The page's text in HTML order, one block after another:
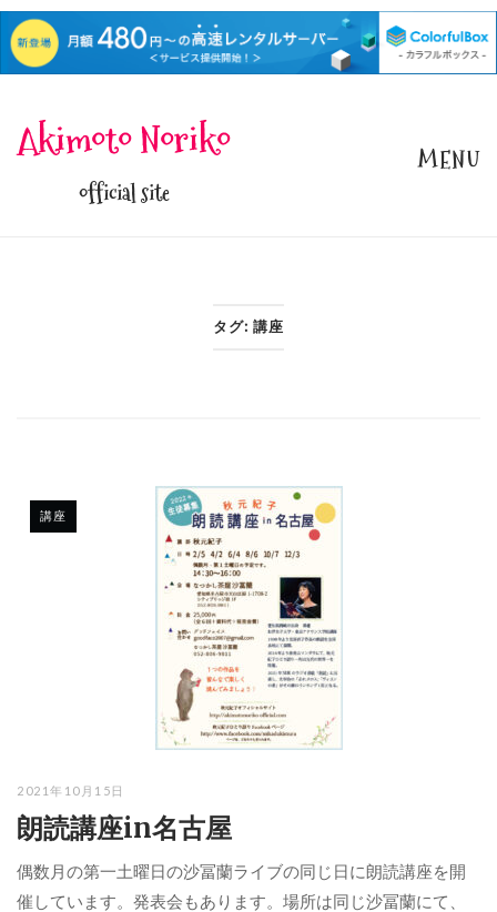
content
Akimoto Noriko
official site
MENU
タグ: 講座
講座
2021年10月15日
朗読講座in名古屋
偶数月の第一土曜日の沙冨蘭ライブの同じ日に朗読講座を開
催しています。発表会もあります。場所は同じ沙冨蘭にて、